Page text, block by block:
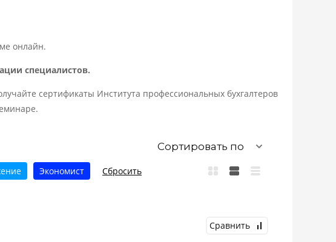
онлайн.
специалистов.
сертификаты Института профессиональных бухгалтеров
Сортировать по
Экономист Сбросить
Сравнить